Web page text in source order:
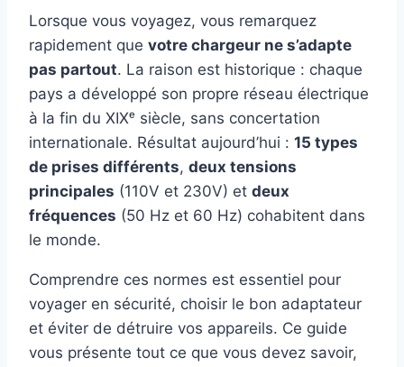
Lorsque vous voyagez, vous remarquez
rapidement que votre chargeur ne s’adapte
pas partout. La raison est historique : chaque
pays a développé son propre réseau électrique
à la fin du XIXᵉ siècle, sans concertation
internationale. Résultat aujourd’hui : 15 types
de prises différents, deux tensions
principales (110V et 230V) et deux
fréquences (50 Hz et 60 Hz) cohabitent dans
le monde.
Comprendre ces normes est essentiel pour
voyager en sécurité, choisir le bon adaptateur
et éviter de détruire vos appareils. Ce guide
vous présente tout ce que vous devez savoir,